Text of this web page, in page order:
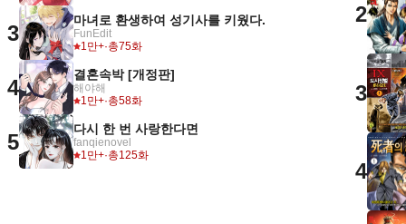
3
마녀로 환생하여 성기사를 키웠다.
FunEdit
1만+·총75화
4
결혼속박 [개정판]
해야해
1만+·총58화
5
다시 한 번 사랑한다면
fanqienovel
1만+·총125화
2
3
4